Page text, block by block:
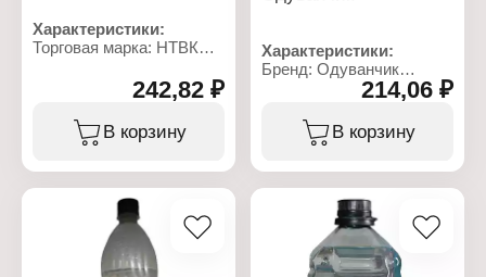
Характеристики:
Торговая марка: НТВК
242,82 ₽
В корзину
Характеристики:
Бренд: Одуванчик
Тип товара: Керосин
Упаковка: ПЭТ
Габаритные размеры:
214,06 ₽
В корзину